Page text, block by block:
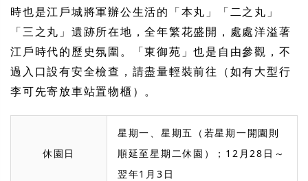
時也是江戶城將軍辦公生活的「本丸」「二之丸」
「三之丸」遺跡所在地，全年繁花盛開，處處洋溢著
江戶時代的歷史氛圍。「東御苑」也是自由參觀，不
過入口設有安全檢查，請盡量輕裝前往（如有大型行
李可先寄放車站置物櫃）。
休園日
星期一、星期五（若星期一開園則
順延至星期二休園）；12月28日～
翌年1月3日